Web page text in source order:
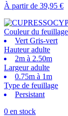
À partir de 39,95 €
Couleur du feuillage
Vert Gris-vert
Hauteur adulte
2m à 2.50m
Largeur adulte
0.75m à 1m
Type de feuillage
Persistant
0 en stock